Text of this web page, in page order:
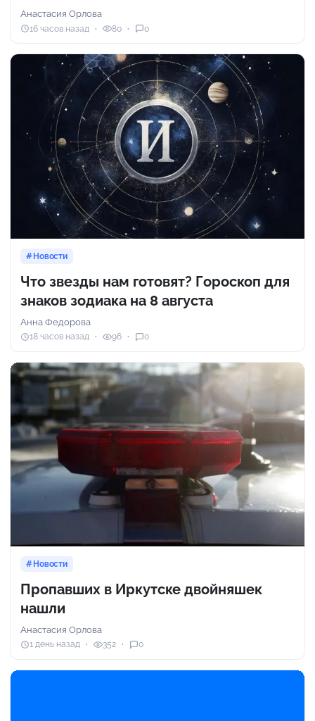
Анастасия Орлова
16 часов назад 80 0
Новости
Что звезды нам готовят? Гороскоп для
знаков зодиака на 8 августа
Анна Федорова
18 часов назад 96 0
Новости
Пропавших в Иркутске двойняшек
нашли
Анастасия Орлова
1 день назад 352 0